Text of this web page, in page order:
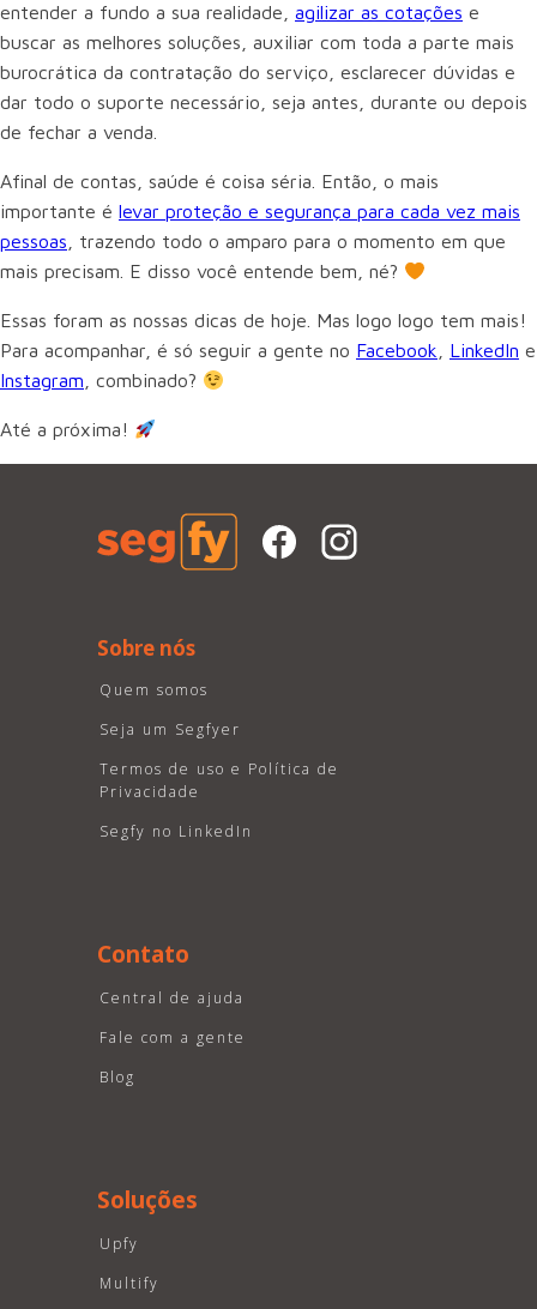
entender a fundo a sua realidade, agilizar as cotações e
buscar as melhores soluções, auxiliar com toda a parte mais
burocrática da contratação do serviço, esclarecer dúvidas e
dar todo o suporte necessário, seja antes, durante ou depois
de fechar a venda.
Afinal de contas, saúde é coisa séria. Então, o mais
importante é levar proteção e segurança para cada vez mais
pessoas , trazendo todo o amparo para o momento em que
mais precisam. E disso você entende bem, né?
Essas foram as nossas dicas de hoje. Mas logo logo tem mais!
Para acompanhar, é só seguir a gente no Facebook LinkedIn e
Instagram , combinado?
Até a próxima!
Sobre nós
Quem somos
Seja um Segfyer
Termos de uso e Política de
Privacidade
Segfy no LinkedIn
Contato
Central de ajuda
Fale com a gente
Blog
Soluções
Upfy
Multify